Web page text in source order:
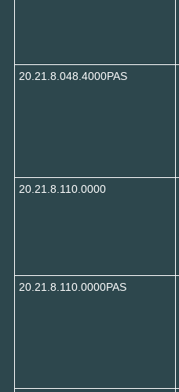
20.21.8.048.4000PAS
20.21.8.110.0000
20.21.8.110.0000PAS